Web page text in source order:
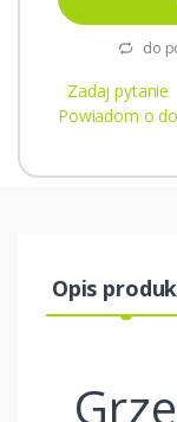
do
Zadaj pytanie
Powiadom o
Opis